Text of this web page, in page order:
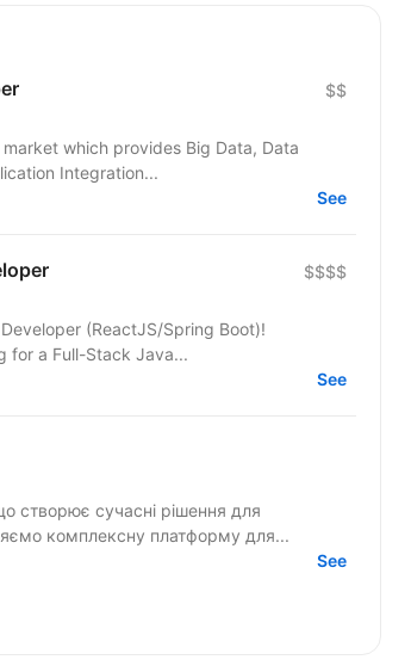
$$
which provides Big Data, Data
Integration...
See
$$$$
(ReactJS/Spring Boot)!
for a Full-Stack Java...
See
створює сучасні рішення для
комплексну платформу для...
See